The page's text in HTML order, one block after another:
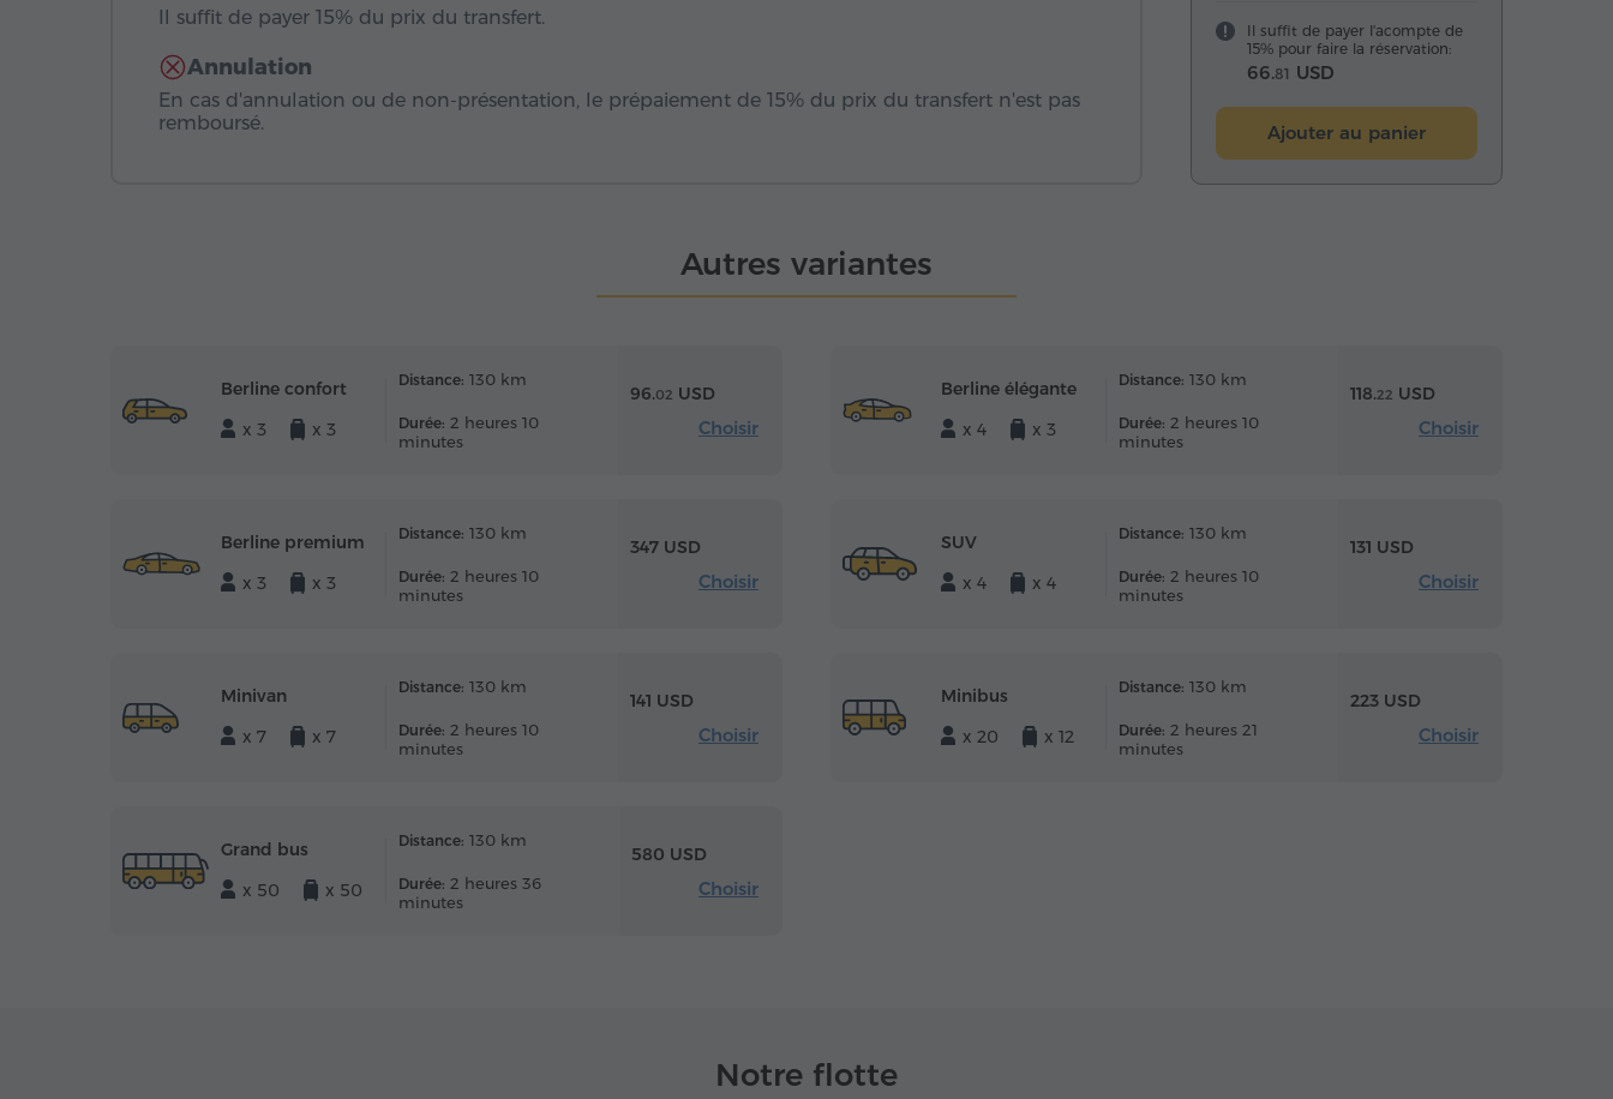
Il suffit de payer 15% du prix du transfert.
Annulation
En cas d'annulation ou de non-présentation, le prépaiement de 15% du prix du transfert n'est pas
remboursé.
Il suffit de payer l'acompte de
15% pour faire la réservation:
66.81 USD
Ajouter au panier
Autres variantes
Berline confort
x 3
x 3
Distance: 130 km
Durée: 2 heures 10
minutes
96.02 USD
Choisir
Berline élégante
x 4
x 3
Distance: 130 km
Durée: 2 heures 10
minutes
118.22 USD
Choisir
Berline premium
x 3
x 3
Distance: 130 km
Durée: 2 heures 10
minutes
347 USD
Choisir
SUV
x 4
x 4
Distance: 130 km
Durée: 2 heures 10
minutes
131 USD
Choisir
Minivan
x 7
x 7
Distance: 130 km
Durée: 2 heures 10
minutes
141 USD
Choisir
Minibus
x 20
x 12
Distance: 130 km
Durée: 2 heures 21
minutes
223 USD
Choisir
Grand bus
x 50
x 50
Distance: 130 km
Durée: 2 heures 36
minutes
580 USD
Choisir
Notre flotte